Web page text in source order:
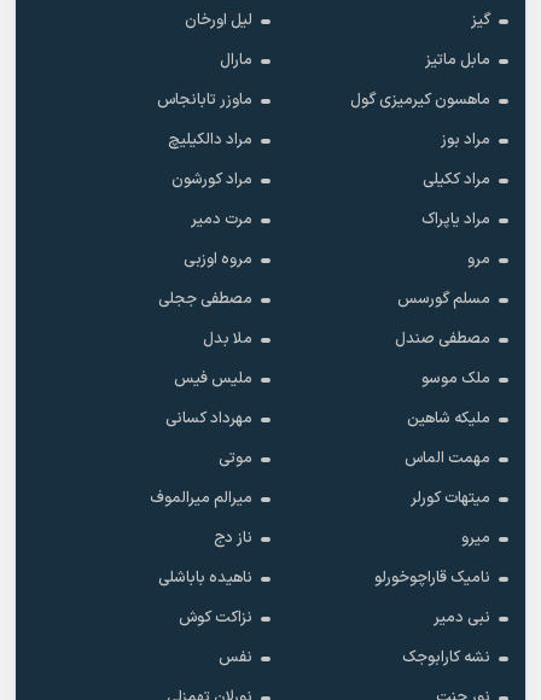
گیز
لیل اورخان
مابل ماتیز
مارال
ماهسون کیرمیزی گول
ماوزر تابانجاس
مراد بوز
مراد دالکیلیچ
مراد ککیلی
مراد کورشون
مراد یاپراک
مرت دمیر
مرو
مروه اوزبی
مسلم گورسس
مصطفی ججلی
مصطفی صندل
ملا بدل
ملک موسو
ملیس فیس
ملیکه شاهین
مهرداد کسانی
مهمت الماس
موتی
میتهات کورلر
میرالم میرالموف
میرو
ناز دج
نامیک قاراچوخورلو
ناهیده باباشلی
نبی دمیر
نزاکت کوش
نشه کارابوجک
نفس